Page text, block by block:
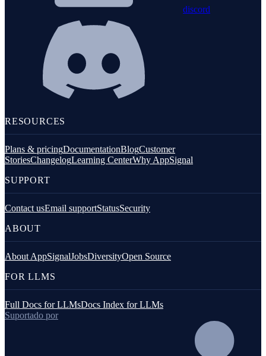
discord
RESOURCES
Plans & pricingDocumentationBlogCustomer
StoriesChangelogLearning CenterWhy AppSignal
SUPPORT
Contact usEmail supportStatusSecurity
ABOUT
About AppSignalJobsDiversityOpen Source
FOR LLMS
Full Docs for LLMsDocs Index for LLMs
Suportado por